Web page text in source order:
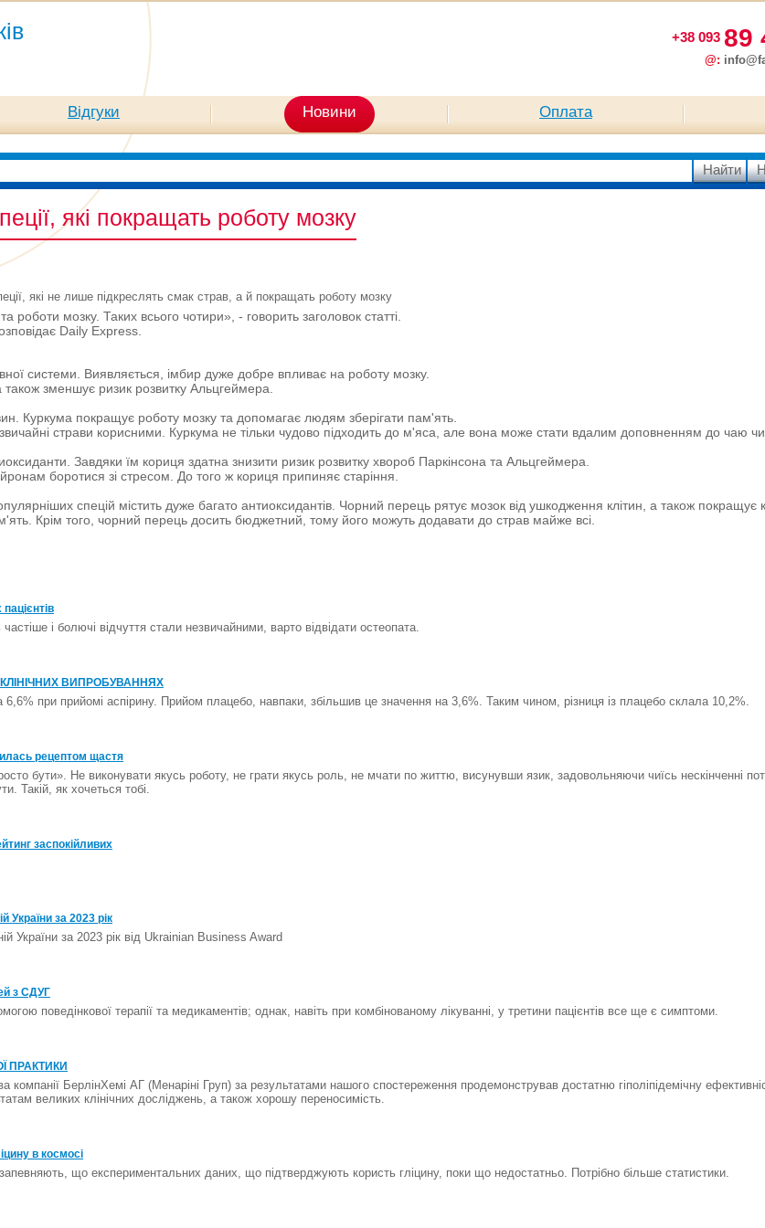
+38 093 89
@:
Відгуки Новини Оплата
які покращать роботу мозку
які не лише підкреслять смак страв, а й покращать роботу мозку
роботи мозку. Таких всього чотири», - говорить заголовок статті.
Daily Express.
системи. Виявляється, імбир дуже добре впливає на роботу мозку.
також зменшує ризик розвитку Альцгеймера.
Куркума покращує роботу мозку та допомагає людям зберігати пам'ять.
страви корисними. Куркума не тільки чудово підходить до м'яса, але вона може стати вдалим доповненням до чаю чи
Завдяки їм кориця здатна знизити ризик розвитку хвороб Паркінсона та Альцгеймера.
боротися зі стресом. До того ж кориця припиняє старіння.
спецій містить дуже багато антиоксидантів. Чорний перець рятує мозок від ушкодження клітин, а також покращує
Крім того, чорний перець досить бюджетний, тому його можуть додавати до страв майже всі.
і болючі відчуття стали незвичайними, варто відвідати остеопата.
ВИПРОБУВАННЯХ
6,6% при прийомі аспірину. Прийом плацебо, навпаки, збільшив це значення на 3,6%. Таким чином, різниця із плацебо склала 10,2%.
рецептом щастя
бути». Не виконувати якусь роботу, не грати якусь роль, не мчати по життю, висунувши язик, задовольняючи чиїсь нескінченні
Такій, як хочеться тобі.
заспокійливих
України за 2023 рік
України за 2023 рік від Ukrainian Business Award
з СДУГ
поведінкової терапії та медикаментів; однак, навіть при комбінованому лікуванні, у третини пацієнтів все ще є симптоми.
ПРАКТИКИ
компанії БерлінХемі АГ (Менаріні Груп) за результатами нашого спостереження продемонстрував достатню гіполіпідемічну
великих клінічних досліджень, а також хорошу переносимість.
в космосі
що експериментальних даних, що підтверджують користь гліцину, поки що недостатньо. Потрібно більше статистики.